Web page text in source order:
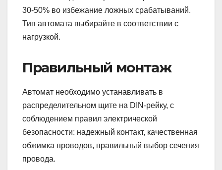
30-50% во избежание ложных срабатываний.
Тип автомата выбирайте в соответствии с
нагрузкой.
Правильный монтаж
Автомат необходимо устанавливать в
распределительном щите на DIN-рейку, с
соблюдением правил электрической
безопасности: надежный контакт, качественная
обжимка проводов, правильный выбор сечения
провода.